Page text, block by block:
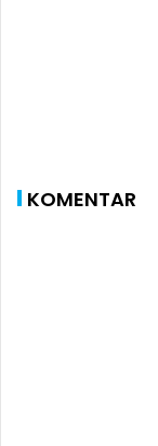
KOMENTAR